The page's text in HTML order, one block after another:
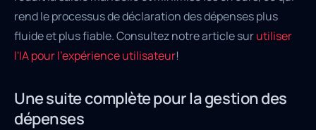
rend le processus de déclaration des dépenses plus
fluide et plus fiable. Consultez notre article surutiliser
l'IA pour l'expérience utilisateur!
Une suite complète pour la gestion des
dépenses